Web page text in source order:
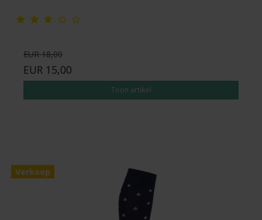
EUR 18,00
EUR 15,00
Toon artikel
Verkoop